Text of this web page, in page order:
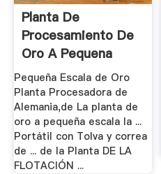
Planta De
Procesamiento De
Oro A Pequena
Escala .
Pequeña Escala de Oro
Planta Procesadora de
Alemania,de La planta de
oro a pequeña escala la ...
Portátil con Tolva y correa
de ... de la Planta DE LA
FLOTACIÓN ...